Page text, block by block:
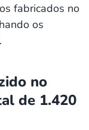
fabricados no
os
no
de 1.420